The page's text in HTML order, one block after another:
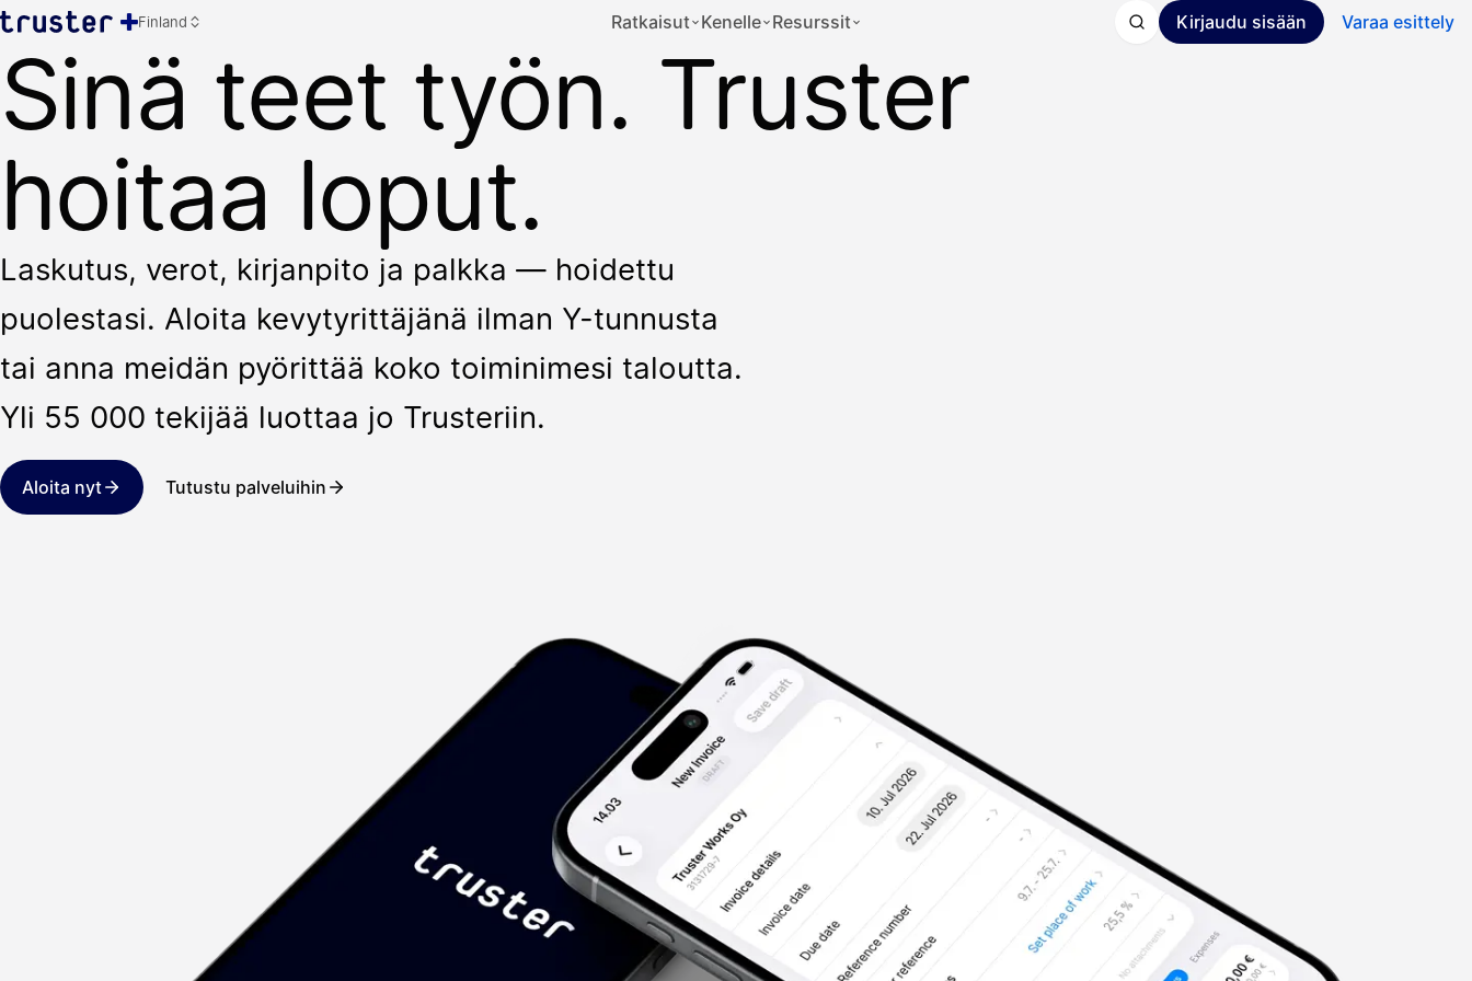
Finland Ratkaisut Kenelle Resurssit Kirjaudu sisään Varaa esittely
Sinä teet työn. Truster
hoitaa loput.
Laskutus, verot, kirjanpito ja palkka — hoidettu
puolestasi. Aloita kevytyrittäjänä ilman Y-tunnusta
tai anna meidän pyörittää koko toiminimesi taloutta.
Yli 55 000 tekijää luottaa jo Trusteriin.
Aloita nyt Tutustu palveluihin